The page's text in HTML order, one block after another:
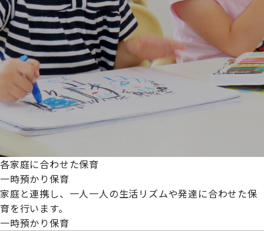
各家庭に合わせた保育
一時預かり保育
家庭と連携し、一人一人の生活リズムや発達に合わせた保
育を行います。
一時預かり保育